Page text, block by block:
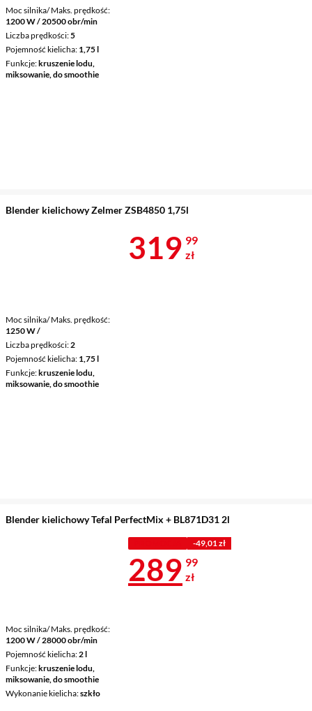
Moc silnika/ Maks. prędkość
1200 W / 20500 obr/min
Liczba prędkości 5
Pojemność kielicha 1,75 l
Funkcje kruszenie lodu,
miksowanie, do smoothie
Blender kielichowy Zelmer ZSB4850 1,75l
Moc silnika/ Maks. prędkość
1250 W /
Liczba prędkości 2
Pojemność kielicha 1,75 l
Funkcje kruszenie lodu,
miksowanie, do smoothie
Cena 319,99
319 99
zł
Blender kielichowy Tefal PerfectMix + BL871D31 2l
Moc silnika/ Maks. prędkość
1200 W / 28000 obr/min
Pojemność kielicha 2 l
Funkcje kruszenie lodu,
miksowanie, do smoothie
Wykonanie kielicha szkło
-49,01 zł
Cena 289,99
289 99
zł